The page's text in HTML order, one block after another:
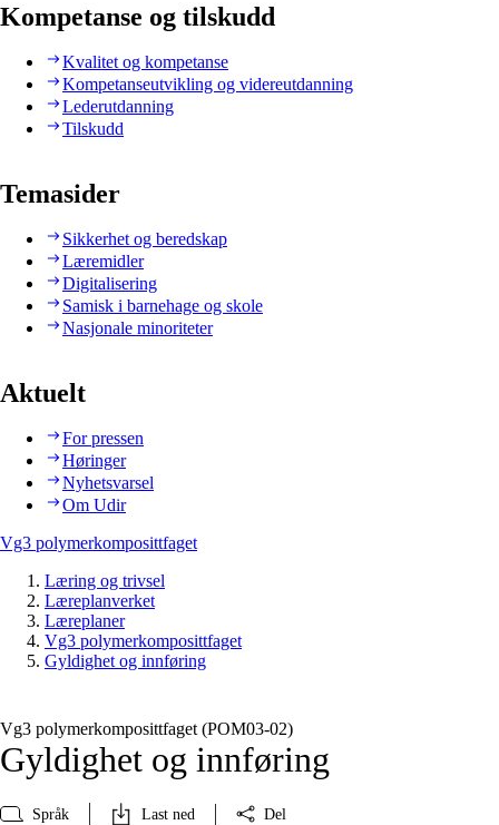
Kompetanse og tilskudd
Kvalitet og kompetanse
Kompetanseutvikling og videreutdanning
Lederutdanning
Tilskudd
Temasider
Sikkerhet og beredskap
Læremidler
Digitalisering
Samisk i barnehage og skole
Nasjonale minoriteter
Aktuelt
For pressen
Høringer
Nyhetsvarsel
Om Udir
Vg3 polymerkomposittfaget
Læring og trivsel
Læreplanverket
Læreplaner
Vg3 polymerkomposittfaget
Gyldighet og innføring
Vg3 polymerkomposittfaget (POM03‑02)
Gyldighet og innføring
Språk Last ned Del